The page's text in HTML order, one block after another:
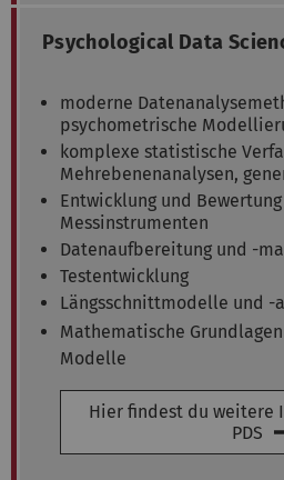
Psychological Data
moderne
psychometrische
komplexe statistische
Mehrebenenanalysen,
Entwicklung und
Messinstrumenten
Datenaufbereitung und -
Testentwicklung
Längsschnittmodelle und -
Mathematische
Modelle
Hier findest du weitere
PDS